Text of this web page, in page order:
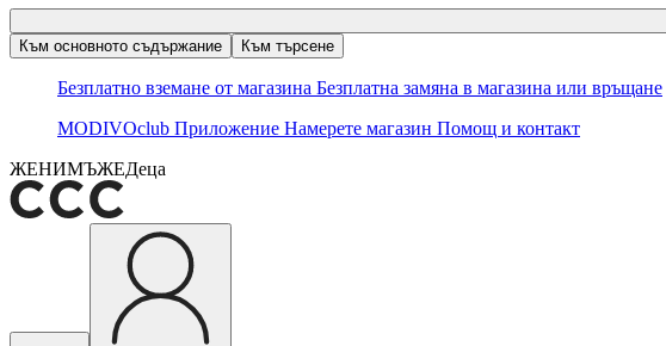
Към основното съдържание
Към търсене
Безплатно вземане от магазина Безплатна замяна в магазина или връщане
MODIVOclub Приложение Намерете магазин Помощ и контакт
ЖЕНИМЪЖЕДеца